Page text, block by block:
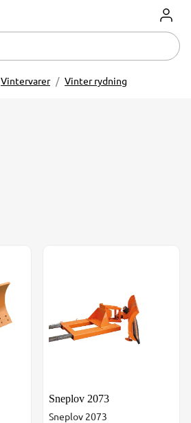
Log
Vintervarer Vinter rydning
Sneplov 2073
Sneplov 2073